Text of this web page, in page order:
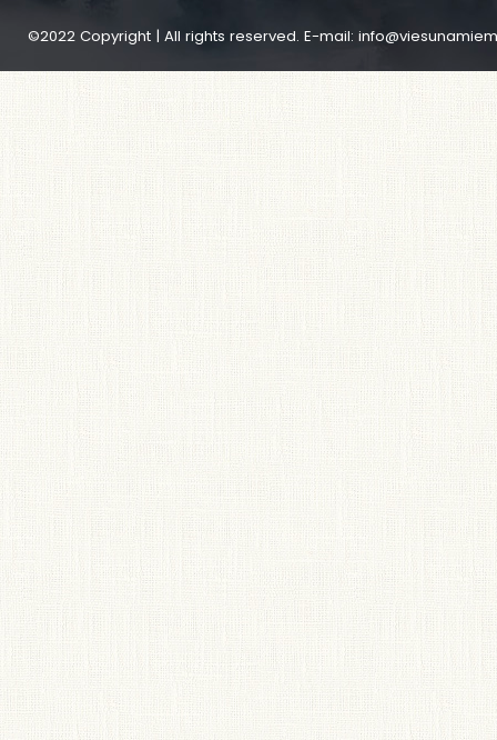
©2022 Copyright | All rights reserved. E-mail: